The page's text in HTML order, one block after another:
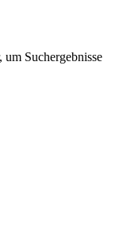
Suchergebnisse